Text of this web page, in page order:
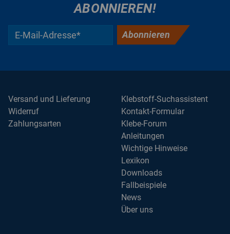
ABONNIEREN!
Abonnieren
Klebstoff-Suchassistent
Kontakt-Formular
Klebe-Forum
Anleitungen
Wichtige Hinweise
Lexikon
Downloads
Fallbeispiele
News
Über uns
Versand und Lieferung
Widerruf
Zahlungsarten